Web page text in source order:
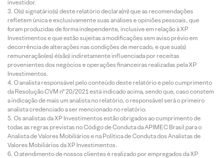
investidor.
O(s) signatário(s) deste relatório declara(m) que as recomendações
refletem única e exclusivamente suas análises e opiniões pessoais, que
foram produzidas de forma independente, inclusive em relação à XP
Investimentos e que estão sujeitas a modificações sem aviso prévio em
decorrência de alterações nas condições de mercado, e que sua(s)
remuneração(es) é(são) indiretamente influenciada por receitas
provenientes dos negócios e operações financeiras realizadas pela XP
Investimentos.
O analista responsável pelo conteúdo deste relatório e pelo cumprimento
da Resolução CVM nº 20/2021 está indicado acima, sendo que, caso constem
a indicação de mais um analista no relatório, o responsável será o primeiro
analista credenciado a ser mencionado no relatório.
Os analistas da XP Investimentos estão obrigados ao cumprimento de
todas as regras previstas no Código de Conduta da APIMEC Brasil para o
Analista de Valores Mobiliários e na Política de Conduta dos Analistas de
Valores Mobiliários da XP Investimentos.
O atendimento de nossos clientes é realizado por empregados da XP